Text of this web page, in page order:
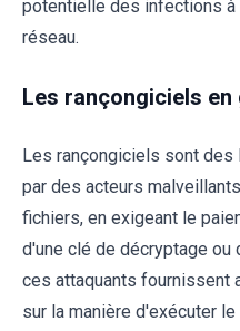
potentielle des infections à
réseau.
Les rançongiciels en
Les rançongiciels sont
par des acteurs
fichiers, en exigeant le
d'une clé de décryptage ou
ces attaquants fournissent
sur la manière d'exécuter